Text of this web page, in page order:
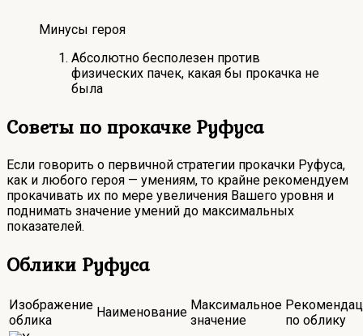
Минусы героя
Абсолютно бесполезен против
физических пачек, какая бы прокачка не
была
Советы по прокачке Руфуса
Если говорить о первичной стратегии прокачки Руфуса,
как и любого героя — умениям, то крайне рекомендуем
прокачивать их по мере увеличения Вашего уровня и
поднимать значение умений до максимальных
показателей.
Облики Руфуса
Изображение
облика
Наименование Максимальное
значение
по облику